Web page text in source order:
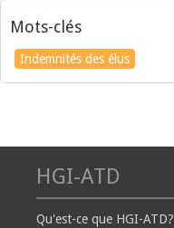
Mots-clés
Indemnités des élus
HGI-ATD
Qu'est-ce que HGI-ATD?